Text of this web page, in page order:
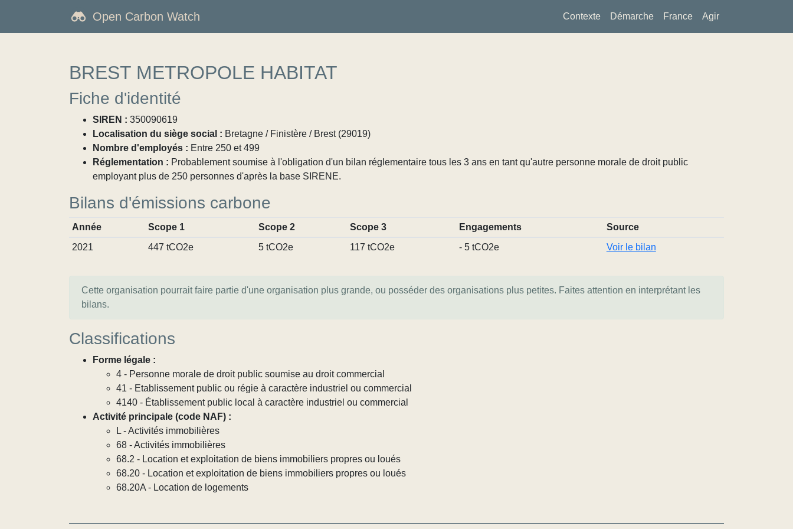
Open Carbon Watch Contexte Démarche France Agir
BREST METROPOLE HABITAT
Fiche d'identité
SIREN : 350090619
Localisation du siège social : Bretagne / Finistère / Brest (29019)
Nombre d'employés : Entre 250 et 499
Réglementation : Probablement soumise à l'obligation d'un bilan réglementaire tous les 3 ans en tant qu'autre personne morale de droit public
employant plus de 250 personnes d'après la base SIRENE.
Bilans d'émissions carbone
Année Scope 1 Scope 2 Scope 3 Engagements
Source
2021
447 tCO2e 5 tCO2e 117 tCO2e - 5 tCO2e Voir le bilan
Cette organisation pourrait faire partie d'une organisation plus grande, ou posséder des organisations plus petites. Faites attention en interprétant les
bilans.
Classifications
Forme légale :
4 - Personne morale de droit public soumise au droit commercial
41 - Etablissement public ou régie à caractère industriel ou commercial
4140 - Établissement public local à caractère industriel ou commercial
Activité principale (code NAF) :
L - Activités immobilières
68 - Activités immobilières
68.2 - Location et exploitation de biens immobiliers propres ou loués
68.20 - Location et exploitation de biens immobiliers propres ou loués
68.20A - Location de logements